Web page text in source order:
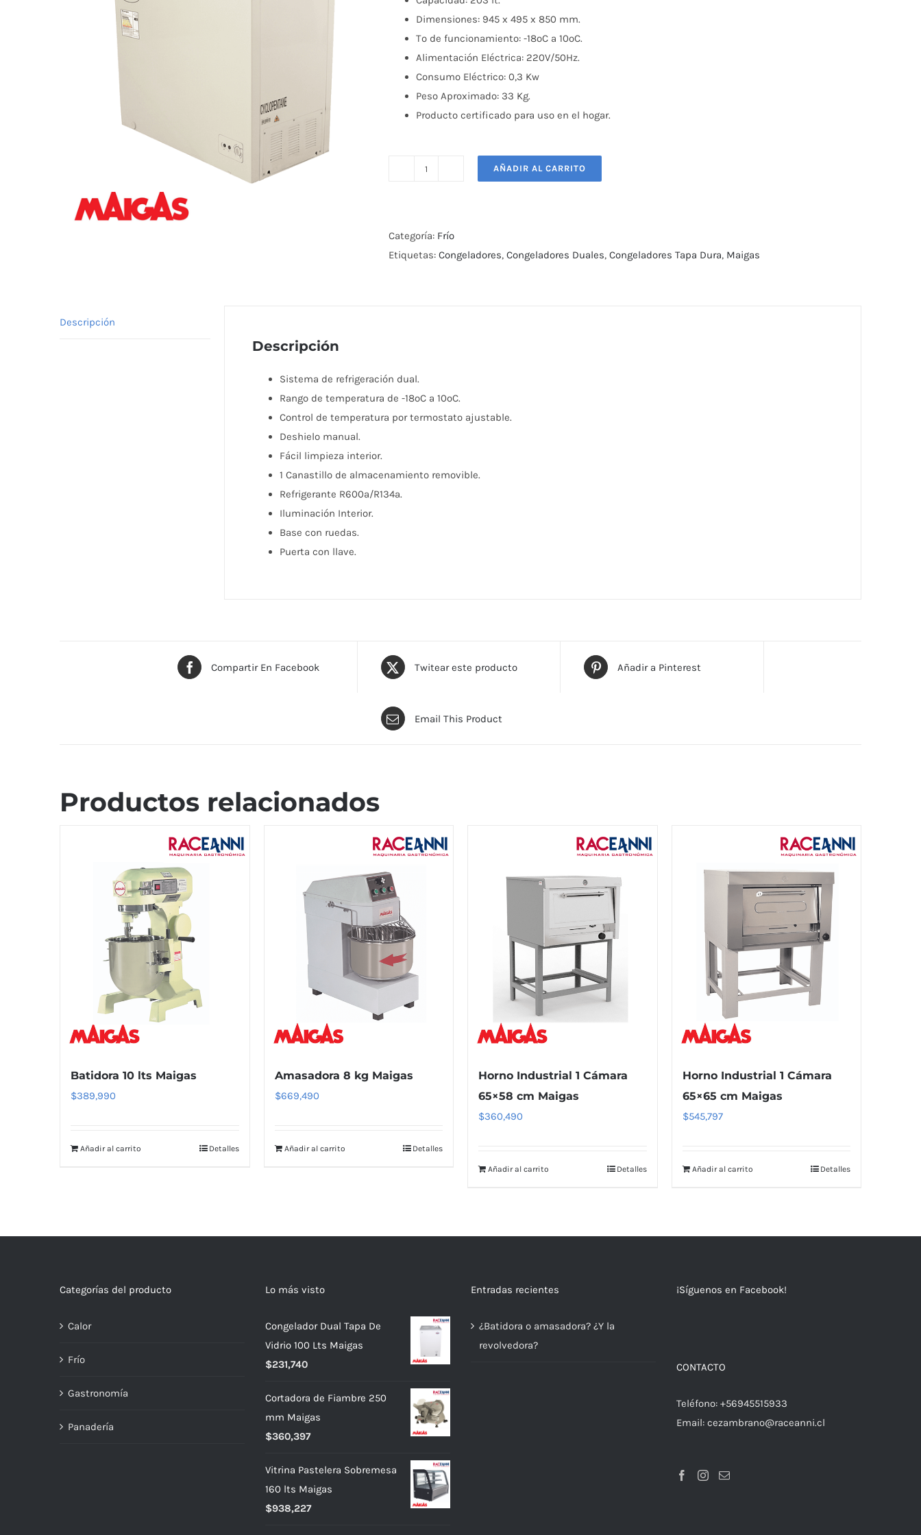
Dimensiones: 945 x 495 x 850 mm.
Tº de funcionamiento: -18ºC a 10ºC.
Alimentación Eléctrica: 220V/50Hz.
Consumo Eléctrico: 0,3 Kw
Peso Aproximado: 33 Kg.
Producto certificado para uso en el hogar.
Dura
Horizontal
AÑADIR AL CARRITO
Categoría: Frío
Etiquetas: Congeladores, Congeladores Duales, Congeladores Tapa Dura, Maigas
Descripción
Descripción
Sistema de refrigeración dual.
Rango de temperatura de -18ºC a 10ºC.
Control de temperatura por termostato ajustable.
Deshielo manual.
Fácil limpieza interior.
1 Canastillo de almacenamiento removible.
Refrigerante R600a/R134a.
Iluminación Interior.
Base con ruedas.
Puerta con llave.
Compartir En Facebook Twitear este producto Añadir a Pinterest
Email This Product
Productos relacionados
Batidora 10 lts Maigas
$389,990
Añadir al carrito Detalles
Amasadora 8 kg Maigas
$669,490
Añadir al carrito Detalles
Horno Industrial 1 Cámara
65×58 cm Maigas
$360,490
Añadir al carrito Detalles
Horno Industrial 1 Cámara
65×65 cm Maigas
$545,797
Añadir al carrito Detalles
Categorías del producto
Calor
Frío
Gastronomía
Panadería
Lo más visto
Congelador Dual Tapa De
Vidrio 100 Lts Maigas
$231,740
Cortadora de Fiambre 250
mm Maigas
$360,397
Vitrina Pastelera Sobremesa
160 lts Maigas
$938,227
Entradas recientes
¿Batidora o amasadora? ¿Y la
revolvedora?
¡Síguenos en Facebook!
CONTACTO
Teléfono: +56945515933
Email: cezambrano@raceanni.cl